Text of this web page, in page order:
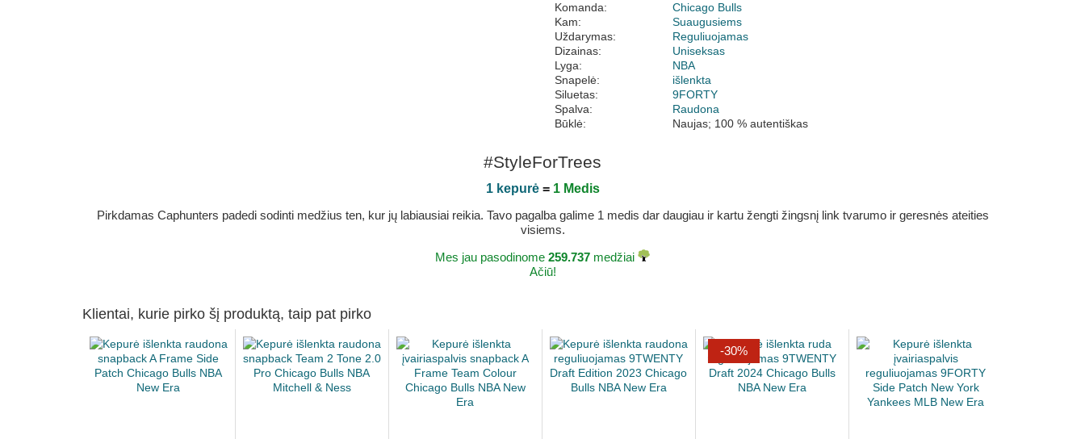
Komanda:
Chicago Bulls
Kam:
Suaugusiems
Uždarymas:
Reguliuojamas
Dizainas:
Uniseksas
Lyga:
NBA
Snapelė:
išlenkta
Siluetas:
9FORTY
Spalva:
Raudona
Būklė:
Naujas; 100 % autentiškas
#StyleForTrees
1 kepurė= 1 Medis
Pirkdamas Caphunters padedi sodinti medžius ten, kur jų labiausiai reikia. Tavo pagalba galime 1 medis dar daugiau ir kartu žengti žingsnį link tvarumo ir geresnės ateities
visiems.
Mes jau pasodinome 259.737 medžiai
Ačiū!
Klientai, kurie pirko šį produktą, taip pat pirko
-30%